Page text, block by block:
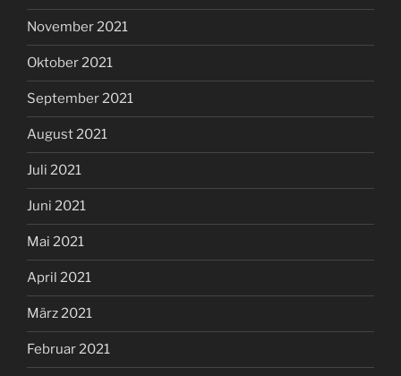
November 2021
Oktober 2021
September 2021
August 2021
Juli 2021
Juni 2021
Mai 2021
April 2021
März 2021
Februar 2021